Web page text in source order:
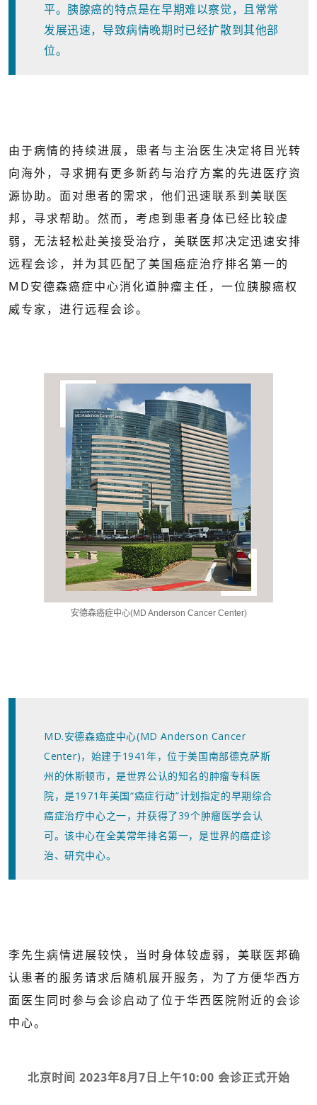
平。胰腺癌的特点是在早期难以察觉，且常常
发展迅速，导致病情晚期时已经扩散到其他部
位。
由于病情的持续进展，患者与主治医生决定将目光转
向海外，寻求拥有更多新药与治疗方案的先进医疗资
源协助。面对患者的需求，他们迅速联系到美联医
邦，寻求帮助。然而，考虑到患者身体已经比较虚
弱，无法轻松赴美接受治疗，美联医邦决定迅速安排
远程会诊，并为其匹配了美国癌症治疗排名第一的
MD安德森癌症中心消化道肿瘤主任，一位胰腺癌权
威专家，进行远程会诊。
安德森癌症中心(MD Anderson Cancer Center)
MD.安德森癌症中心(MD Anderson Cancer
Center)，始建于1941年，位于美国南部德克萨斯
州的休斯顿市，是世界公认的知名的肿瘤专科医
院，是1971年美国“癌症行动”计划指定的早期综合
癌症治疗中心之一，并获得了39个肿瘤医学会认
可。该中心在全美常年排名第一，是世界的癌症诊
治、研究中心。
李先生病情进展较快，当时身体较虚弱，美联医邦确
认患者的服务请求后随机展开服务，为了方便华西方
面医生同时参与会诊启动了位于华西医院附近的会诊
中心。
北京时间 2023年8月7日上午10:00 会诊正式开始